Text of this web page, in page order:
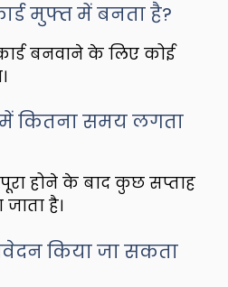
मुफ्त में बनता है?
बनवाने के लिए कोई
कितना समय लगता
होने के बाद कुछ सप्ताह
है।
किया जा सकता